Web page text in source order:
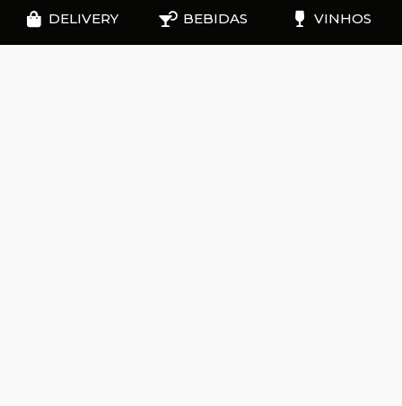
DELIVERY BEBIDAS VINHOS